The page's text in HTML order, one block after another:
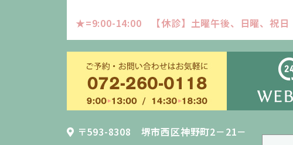
★=9:00-14:00 【休診】土曜午後、日曜、祝日
〒593-8308 堺市西区神野町2－21－